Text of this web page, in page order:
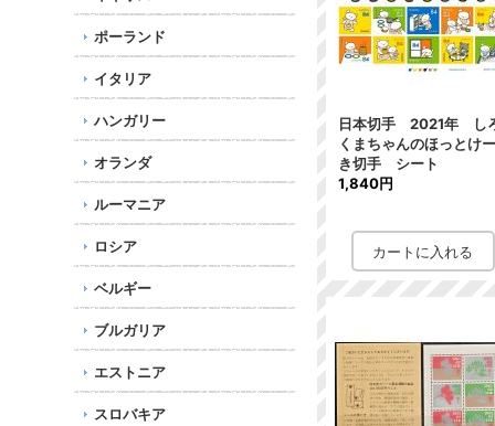
ポーランド
イタリア
ハンガリー
オランダ
ルーマニア
ロシア
ベルギー
ブルガリア
エストニア
スロバキア
日本切手 2021年 し
くまちゃんのほっとけ
き切手 シート
1,840円